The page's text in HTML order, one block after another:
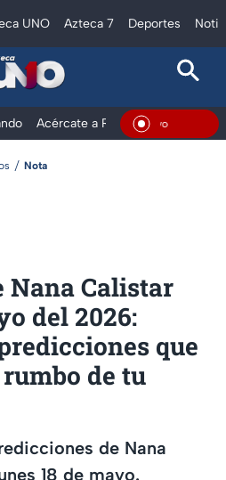
UNO Azteca 7 Deportes
Acércate a Rocío Al ExtremoEn Vivo
Nota
Nana Calistar
del 2026:
que
de tu
de Nana
18 de mayo.